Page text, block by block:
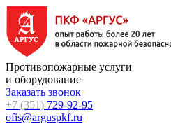
Противопожарные услуги
и оборудование
Заказать звонок
+7 (351) 729-92-95
ofis@arguspkf.ru